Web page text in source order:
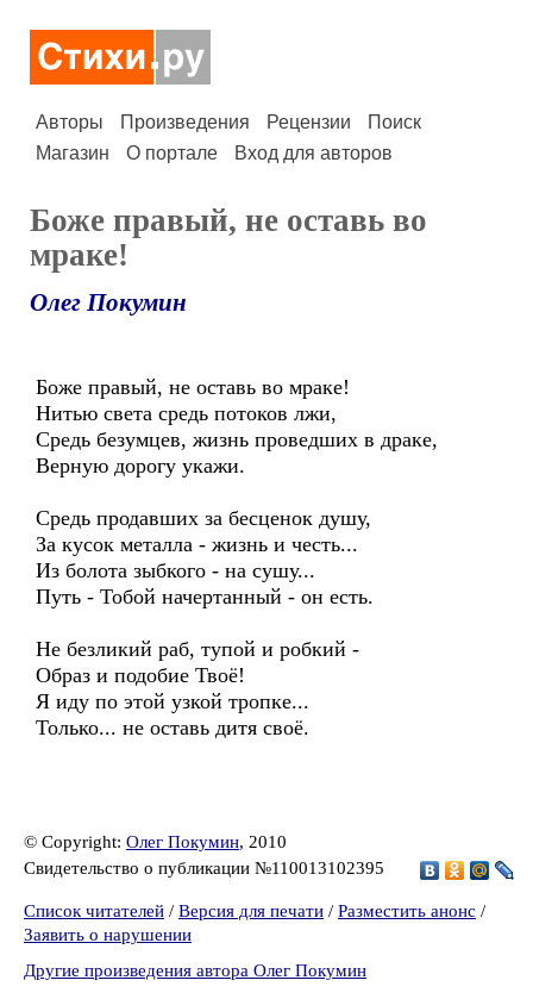
Авторы Произведения Рецензии
Поиск
Магазин
О портале Вход для авторов
Боже правый, не оставь во
мраке!
Олег Покумин
Боже правый, не оставь во мраке!
Нитью света средь потоков лжи,
Средь безумцев, жизнь проведших в драке,
Верную дорогу укажи.
Средь продавших за бесценок душу,
За кусок металла - жизнь и честь...
Из болота зыбкого - на сушу...
Путь - Тобой начертанный - он есть.
Не безликий раб, тупой и робкий -
Образ и подобие Твоё!
Я иду по этой узкой тропке...
Только... не оставь дитя своё.
© Copyright: Олег Покумин, 2010
Свидетельство о публикации №110013102395
Список читателей / Версия для печати / Разместить анонс /
Заявить о нарушении
Другие произведения автора Олег Покумин